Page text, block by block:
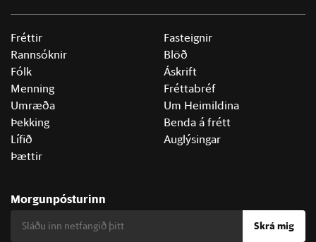
Fréttir
Rannsóknir
Fólk
Menning
Umræða
Þekking
Lífið
Þættir
Fasteignir
Blöð
Áskrift
Fréttabréf
Um Heimildina
Benda á frétt
Auglýsingar
Morgunpósturinn
Skrá mig